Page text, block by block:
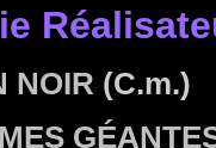
NOIR (C.m.)